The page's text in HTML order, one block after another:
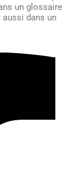
un glossaire
aussi dans un